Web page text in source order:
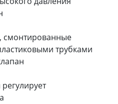
смонтированные
трубками